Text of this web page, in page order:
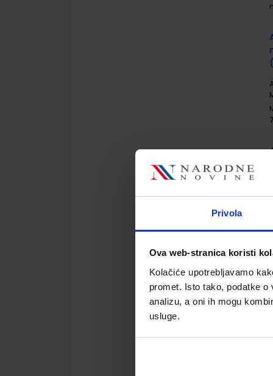
Privola
Ova web-stranica koristi
Kolačiće upotrebljavamo
promet. Isto tako, podatke
analizu, a oni ih mogu
usluge.